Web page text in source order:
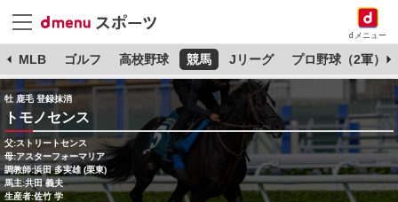
dメニュー
MLB ゴルフ 高校野球 競馬 Jリーグ プロ野球（2軍）
牡 鹿毛 登録抹消
トモノセンス
父:ストリートセンス
母:アスターフォーマリア
調教師:浜田 多実雄 (栗東)
馬主:共田 義夫
生産者:佐竹 学